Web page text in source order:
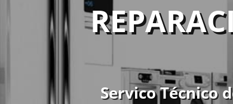
Servico Técnico